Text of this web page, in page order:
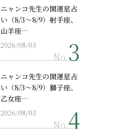
ニャンコ先生の開運星占
い（8/3～8/9）射手座、
山羊座…
2026/08/03
No.
ニャンコ先生の開運星占
い（8/3～8/9）獅子座、
乙女座…
2026/08/03
No.